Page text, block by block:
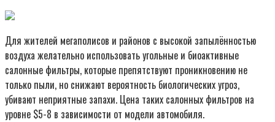
Для жителей мегаполисов и районов с высокой запылённостью
воздуха желательно использовать угольные и биоактивные
салонные фильтры, которые препятствуют проникновению не
только пыли, но снижают вероятность биологических угроз,
убивают неприятные запахи. Цена таких салонных фильтров на
уровне $5-8 в зависимости от модели автомобиля.